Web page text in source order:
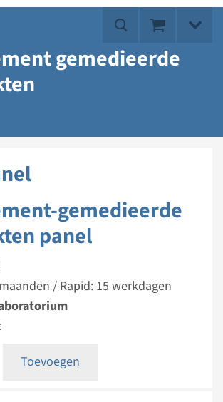
gemedieerde
gemedieerde
panel
/ Rapid: 15 werkdagen
Toevoegen